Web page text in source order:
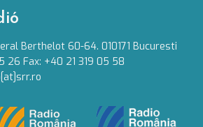
Berthelot 60-64. 010171 Bucuresti
26 Fax: +40 21 319 05 58